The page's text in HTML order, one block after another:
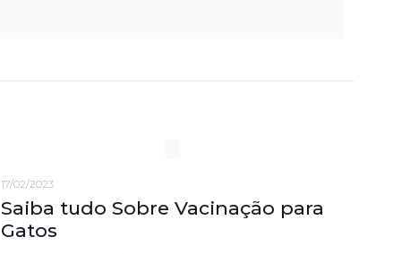
17/02/2023
Saiba tudo Sobre Vacinação para
Gatos